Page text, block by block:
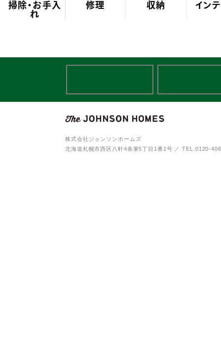
掃除・お手入
れ
修理 収納 イン
株式会社ジョンソンホームズ
北海道札幌市西区八軒4条東5丁目1番1号 ／TEL.0120-